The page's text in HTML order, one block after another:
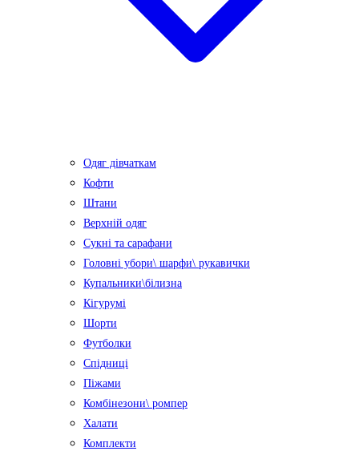
Одяг дівчаткам
Кофти
Штани
Верхній одяг
Сукні та сарафани
Головні убори\ шарфи\ рукавички
Купальники\білизна
Кігурумі
Шорти
Футболки
Спідниці
Піжами
Комбінезони\ ромпер
Халати
Комплекти